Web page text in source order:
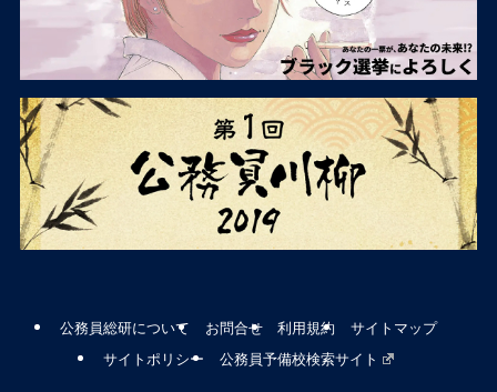
公務員総研について お問合せ 利用規約
サイトマップ
サイトポリシー
公務員予備校検索サイト